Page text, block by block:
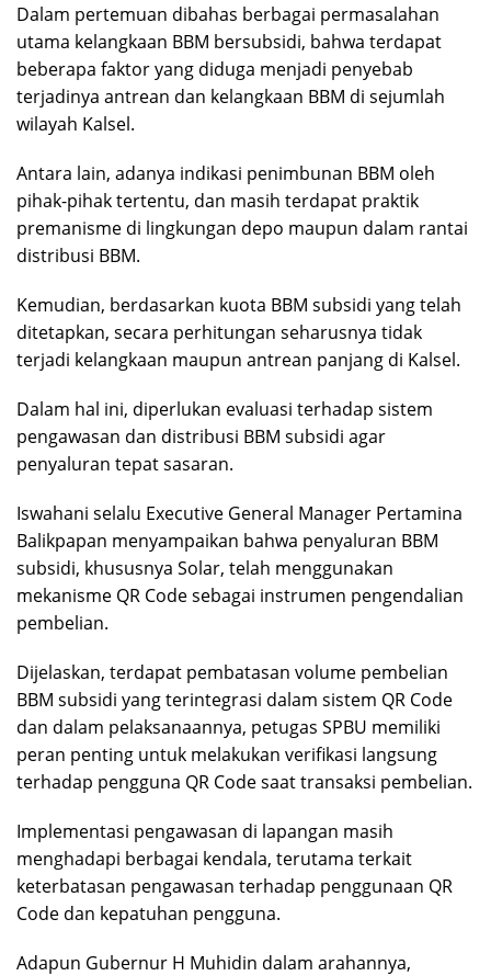
Dalam pertemuan dibahas berbagai permasalahan
utama kelangkaan BBM bersubsidi, bahwa terdapat
beberapa faktor yang diduga menjadi penyebab
terjadinya antrean dan kelangkaan BBM di sejumlah
wilayah Kalsel.
Antara lain, adanya indikasi penimbunan BBM oleh
pihak-pihak tertentu, dan masih terdapat praktik
premanisme di lingkungan depo maupun dalam rantai
distribusi BBM.
Kemudian, berdasarkan kuota BBM subsidi yang telah
ditetapkan, secara perhitungan seharusnya tidak
terjadi kelangkaan maupun antrean panjang di Kalsel.
Dalam hal ini, diperlukan evaluasi terhadap sistem
pengawasan dan distribusi BBM subsidi agar
penyaluran tepat sasaran.
Iswahani selalu Executive General Manager Pertamina
Balikpapan menyampaikan bahwa penyaluran BBM
subsidi, khususnya Solar, telah menggunakan
mekanisme QR Code sebagai instrumen pengendalian
pembelian.
Dijelaskan, terdapat pembatasan volume pembelian
BBM subsidi yang terintegrasi dalam sistem QR Code
dan dalam pelaksanaannya, petugas SPBU memiliki
peran penting untuk melakukan verifikasi langsung
terhadap pengguna QR Code saat transaksi pembelian.
Implementasi pengawasan di lapangan masih
menghadapi berbagai kendala, terutama terkait
keterbatasan pengawasan terhadap penggunaan QR
Code dan kepatuhan pengguna.
Adapun Gubernur H Muhidin dalam arahannya,